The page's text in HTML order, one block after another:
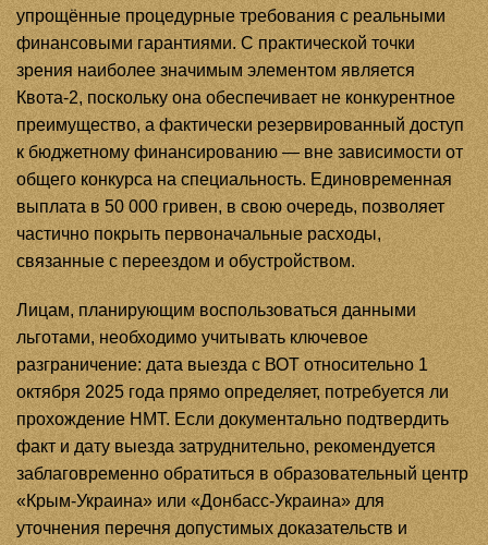
упрощённые процедурные требования с реальными
финансовыми гарантиями. С практической точки
зрения наиболее значимым элементом является
Квота-2, поскольку она обеспечивает не конкурентное
преимущество, а фактически резервированный доступ
к бюджетному финансированию — вне зависимости от
общего конкурса на специальность. Единовременная
выплата в 50 000 гривен, в свою очередь, позволяет
частично покрыть первоначальные расходы,
связанные с переездом и обустройством.
Лицам, планирующим воспользоваться данными
льготами, необходимо учитывать ключевое
разграничение: дата выезда с ВОТ относительно 1
октября 2025 года прямо определяет, потребуется ли
прохождение НМТ. Если документально подтвердить
факт и дату выезда затруднительно, рекомендуется
заблаговременно обратиться в образовательный центр
«Крым-Украина» или «Донбасс-Украина» для
уточнения перечня допустимых доказательств и